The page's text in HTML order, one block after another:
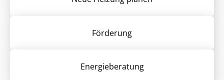
Förderung
Energieberatung